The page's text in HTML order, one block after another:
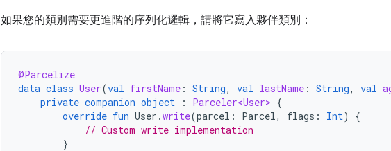
如果您的類別需要更進階的序列化邏輯，請將它寫入夥伴類別：
@Parcelize
data class User(val firstName : String, val lastName : String, val
private companion object : Parceler<User> {
override fun User .write(parcel : Parcel, flags : Int)
{
// Custom write implementation
}